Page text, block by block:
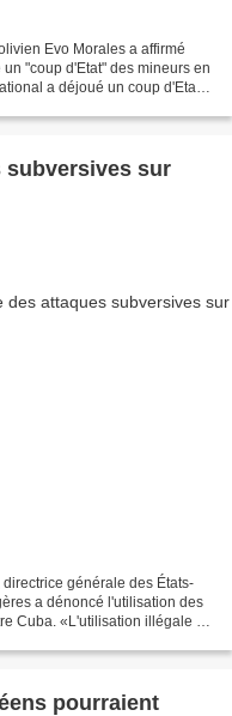
Evo Morales a affirmé
"coup d'Etat" des mineurs en
a déjoué un coup d'Etat"
subversives sur
générale des États-
a dénoncé l'utilisation des
Cuba. «L'utilisation illégale de
pourraient